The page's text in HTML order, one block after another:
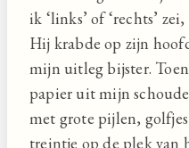
ik ‘links’ of ‘rechts’
Hij krabde op zijn
mijn uitleg bijster.
papier uit mijn
met grote pijlen,
treintje op de plek van